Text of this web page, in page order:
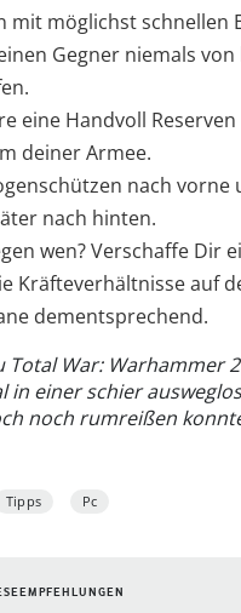
mit möglichst schnellen
Gegner niemals
eine Handvoll
deiner Armee.
nach vorne
nach hinten.
wen? Verschaffe Dir
Kräfteverhältnisse auf
dementsprechend.
Total War: Warhammer
in einer schier
noch rumreißen
Tipps Pc